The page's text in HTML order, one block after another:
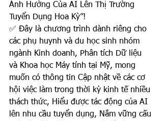
Ảnh Hưởng Của AI Lên Thị Trường
Tuyển Dụng Hoa Kỳ”!
✅ Đây là chương trình dành riêng cho
các phụ huynh và du học sinh nhóm
ngành Kinh doanh, Phân tích Dữ liệu
và Khoa học Máy tính tại Mỹ, mong
muốn có thông tin Cập nhật về các cơ
hội việc làm trong thời kỳ kinh tế nhiều
thách thức, Hiểu được tác động của AI
lên nhu cầu tuyển dụng, Nắm vững cấu